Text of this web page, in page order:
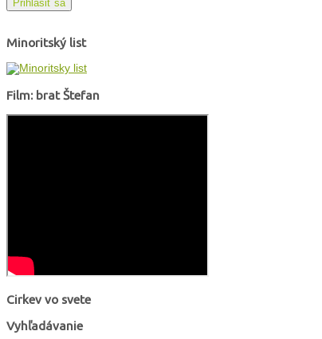
Prihlásiť sa
Minoritský list
Film: brat Štefan
Cirkev vo svete
Vyhľadávanie